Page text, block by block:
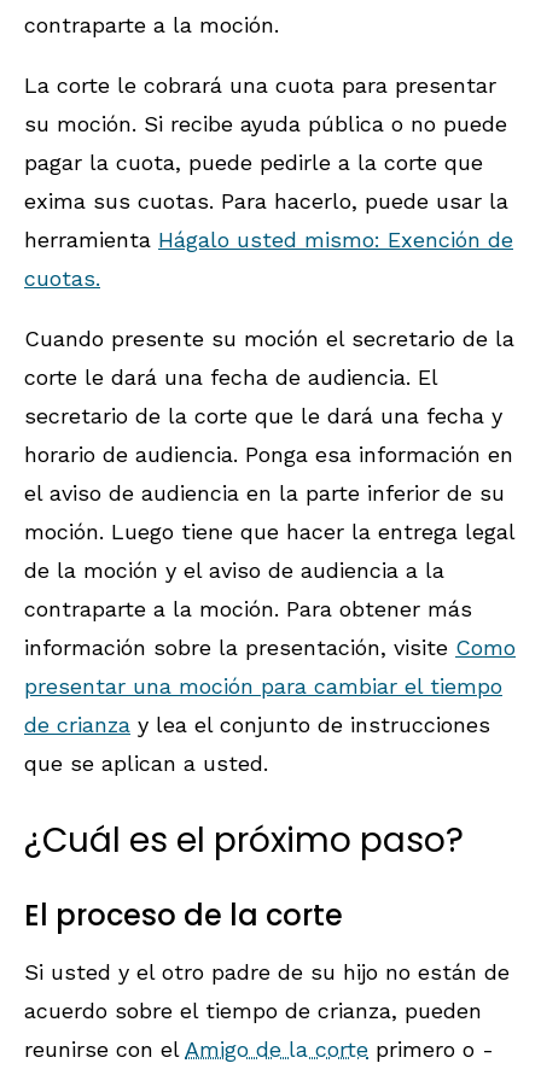
contraparte a la moción.
La corte le cobrará una cuota para presentar
su moción. Si recibe ayuda pública o no puede
pagar la cuota, puede pedirle a la corte que
exima sus cuotas. Para hacerlo, puede usar la
herramienta Hágalo usted mismo: Exención de
cuotas.
Cuando presente su moción el secretario de la
corte le dará una fecha de audiencia. El
secretario de la corte que le dará una fecha y
horario de audiencia. Ponga esa información en
el aviso de audiencia en la parte inferior de su
moción. Luego tiene que hacer la entrega legal
de la moción y el aviso de audiencia a la
contraparte a la moción. Para obtener más
información sobre la presentación, visite Como
presentar una moción para cambiar el tiempo
de crianza y lea el conjunto de instrucciones
que se aplican a usted.
¿Cuál es el próximo paso?
El proceso de la corte
Si usted y el otro padre de su hijo no están de
acuerdo sobre el tiempo de crianza, pueden
reunirse con el Amigo de la corte primero o -